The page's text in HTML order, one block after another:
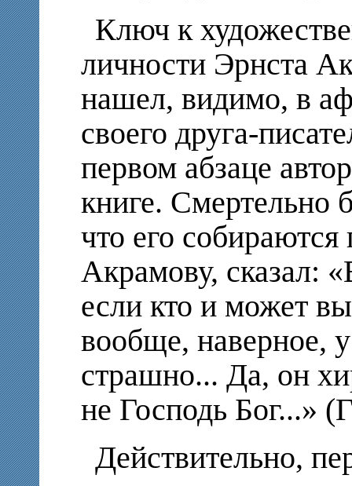
Ключ к
личности Эрнста
нашел, видимо, в
своего друга-
первом абзаце
книге. Смертельно
что его
Акрамову, сказал:
если кто и может
вообще, наверное,
страшно... Да, он
не Господь Бог...»
Действительно,